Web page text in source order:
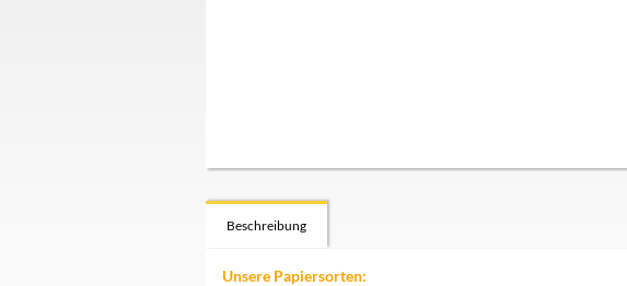
Beschreibung
Unsere Papiersorten: